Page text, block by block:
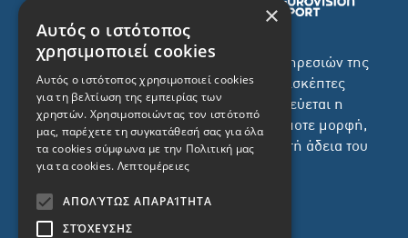
Το σύνολο του περιεχομένου και των υπηρεσιών της
ιστοσελίδας του ΡΙΚ διατίθεται στους επισκέπτες
αυστηρά για προσωπική χρήση. Απαγορεύεται η
χρήση ή επανεκπομπή του, σε οποιοδήποτε μορφή,
με ή χωρίς επεξεργασία και χωρίς γραπτή άδεια του
ΡΙΚ.
×
Αυτός ο ιστότοπος
χρησιμοποιεί cookies
Αυτός ο ιστότοπος χρησιμοποιεί cookies
για τη βελτίωση της εμπειρίας των
χρηστών. Χρησιμοποιώντας τον ιστότοπό
μας, παρέχετε τη συγκατάθεσή σας για όλα
τα cookies σύμφωνα με την Πολιτική μας
για τα cookies. Λεπτομέρειες
ΑΠΟΛΎΤΩΣ ΑΠΑΡΑΊΤΗΤΑ
ΣΤΌΧΕΥΣΗΣ